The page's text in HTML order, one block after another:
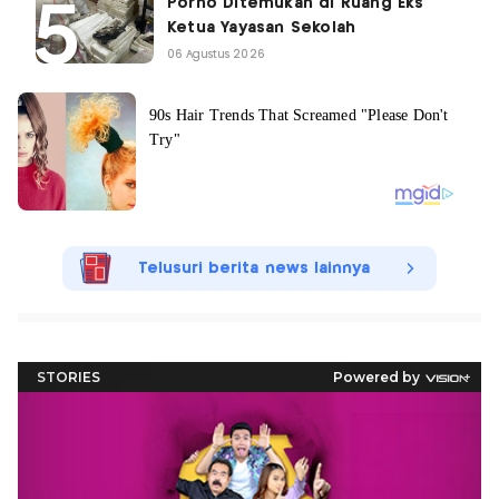
Porno Ditemukan di Ruang Eks
Ketua Yayasan Sekolah
06 Agustus 2026
Telusuri berita news lainnya